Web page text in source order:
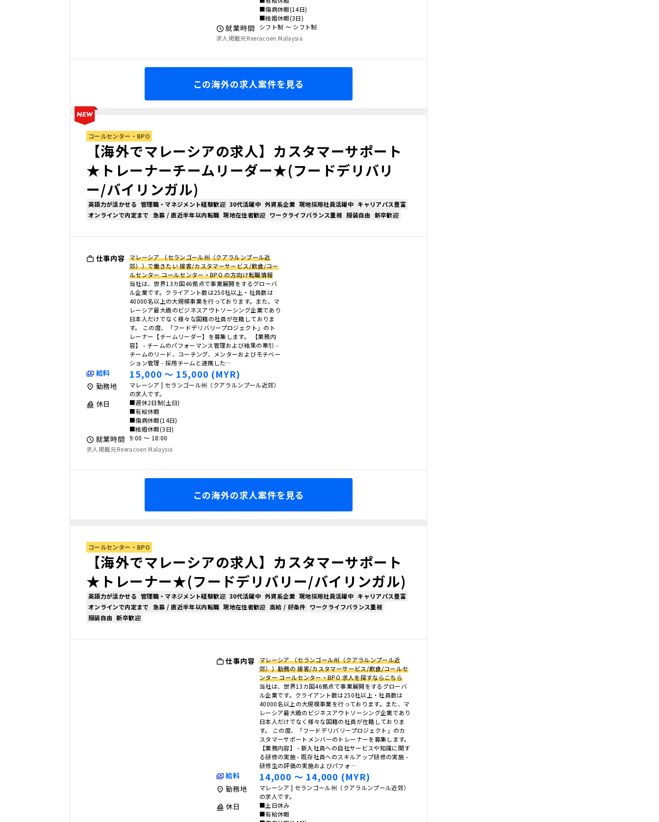
■傷病休暇(14日)
■結婚休暇(3日)
就業時間
シフト制 〜 シフト制
求人掲載元Reeracoen Malaysia
この海外の求人案件を見る
コールセンター・BPO
【海外でマレーシアの求人】カスタマーサポート
★トレーナーチームリーダー★(フードデリバリ
ー/バイリンガル)
英語力が活かせる 管理職・マネジメント経験歓迎 30代活躍中 外資系企業 現地採用社員活躍中 キャリアパス豊富
オンラインで内定まで 急募 / 直近半年以内転職 現地在住者歓迎 ワークライフバランス重視 服装自由 新卒歓迎
仕事内容 マレーシア （セランゴール州（クアラルンプール近
郊））で働きたい 接客/カスタマーサービス/飲食/コー
ルセンター コールセンター・BPO の方向け転職情報
当社は、世界13カ国46拠点で事業展開をするグローバ
ル企業です。クライアント数は250社以上・社員数は
40000名以上の大規模事業を行っております。また、マ
レーシア最大級のビジネスアウトソーシング企業であり
日本人だけでなく様々な国籍の社員が在籍しておりま
す。 この度、「フードデリバリープロジェクト」のト
レーナー【チームリーダー】を募集します。 【業務内
容】 - チームのパフォーマンス管理および結果の牽引 -
チームのリード、コーチング、メンターおよびモチベー
ション管理 - 採用チームと連携した…
給料 15,000 〜 15,000 (MYR)
勤務地
マレーシア | セランゴール州（クアラルンプール近郊）
の求人です。
休日
■週休2日制(土日)
■有給休暇
■傷病休暇(14日)
■結婚休暇(3日)
就業時間 9:00 〜 18:00
求人掲載元Reeracoen Malaysia
この海外の求人案件を見る
コールセンター・BPO
【海外でマレーシアの求人】カスタマーサポート
★トレーナー★(フードデリバリー/バイリンガル)
英語力が活かせる 管理職・マネジメント経験歓迎 30代活躍中 外資系企業 現地採用社員活躍中 キャリアパス豊富
オンラインで内定まで 急募 / 直近半年以内転職 現地在住者歓迎 高給 / 好条件 ワークライフバランス重視
服装自由 新卒歓迎
仕事内容 マレーシア （セランゴール州（クアラルンプール近
郊））勤務の 接客/カスタマーサービス/飲食/コールセ
ンター コールセンター・BPO 求人を探すならこちら
当社は、世界13カ国46拠点で事業展開をするグローバ
ル企業です。クライアント数は250社以上・社員数は
40000名以上の大規模事業を行っております。また、マ
レーシア最大級のビジネスアウトソーシング企業であり
日本人だけでなく様々な国籍の社員が在籍しておりま
す。 この度、「フードデリバリープロジェクト」のカ
スタマーサポートメンバーのトレーナーを募集します。
【業務内容】 - 新入社員への自社サービスや知識に関す
る研修の実施 - 既存社員へのスキルアップ研修の実施 -
研修生の評価の実施およびパフォ…
給料 14,000 〜 14,000 (MYR)
勤務地
マレーシア | セランゴール州（クアラルンプール近郊）
の求人です。
休日
■土日休み
■有給休暇